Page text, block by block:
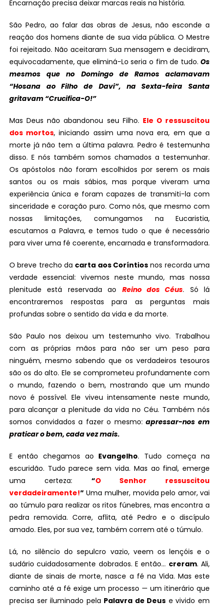
Encarnação precisa deixar marcas reais na história.
São Pedro, ao falar das obras de Jesus, não esconde a
reação dos homens diante de sua vida pública. O Mestre
foi rejeitado. Não aceitaram Sua mensagem e decidiram,
equivocadamente, que eliminá-Lo seria o fim de tudo.Os
mesmos que no Domingo de Ramos aclamavam
“Hosana ao Filho de Davi”, na Sexta-feira Santa
gritavam “Crucifica-O!”
Mas Deus não abandonou seu Filho. Ele O ressuscitou
dos mortos, iniciando assim uma nova era, em que a
morte já não tem a última palavra. Pedro é testemunha
disso. E nós também somos chamados a testemunhar.
Os apóstolos não foram escolhidos por serem os mais
santos ou os mais sábios, mas porque viveram uma
experiência única e foram capazes de transmiti-la com
sinceridade e coração puro. Como nós, que mesmo com
nossas limitações, comungamos na Eucaristia,
escutamos a Palavra, e temos tudo o que é necessário
para viver uma fé coerente, encarnada e transformadora.
O breve trecho da carta aos Coríntios nos recorda uma
verdade essencial: vivemos neste mundo, mas nossa
plenitude está reservada ao Reino dos Céus. Só lá
encontraremos respostas para as perguntas mais
profundas sobre o sentido da vida e da morte.
São Paulo nos deixou um testemunho vivo. Trabalhou
com as próprias mãos para não ser um peso para
ninguém, mesmo sabendo que os verdadeiros tesouros
são os do alto. Ele se comprometeu profundamente com
o mundo, fazendo o bem, mostrando que um mundo
novo é possível. Ele viveu intensamente neste mundo,
para alcançar a plenitude da vida no Céu. Também nós
somos convidados a fazer o mesmo:apressar-nos em
praticar o bem, cada vez mais.
E então chegamos ao Evangelho. Tudo começa na
escuridão. Tudo parece sem vida. Mas ao final, emerge
uma certeza: “O Senhor ressuscitou
verdadeiramente!” Uma mulher, movida pelo amor, vai
ao túmulo para realizar os ritos fúnebres, mas encontra a
pedra removida. Corre, aflita, até Pedro e o discípulo
amado. Eles, por sua vez, também correm até o túmulo.
Lá, no silêncio do sepulcro vazio, veem os lençóis e o
sudário cuidadosamente dobrados. E então… creram. Ali,
diante de sinais de morte, nasce a fé na Vida. Mas este
caminho até a fé exige um processo — um itinerário que
precisa ser iluminado pela Palavra de Deus e vivido em